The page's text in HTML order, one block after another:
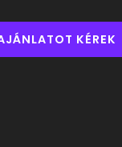
KÉREK